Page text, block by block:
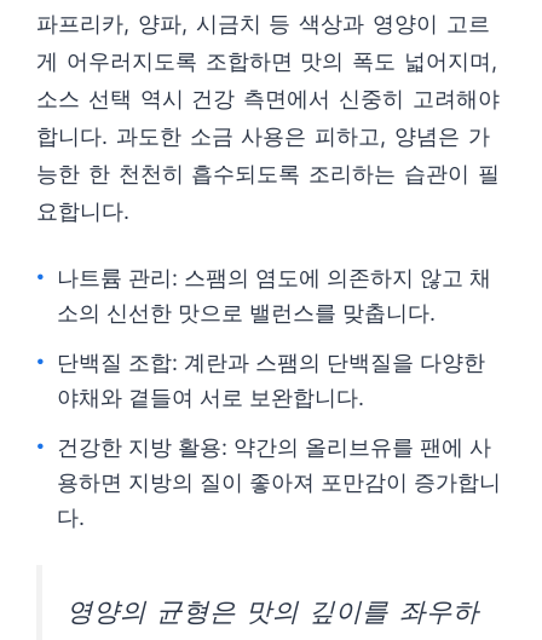
파프리카, 양파, 시금치 등 색상과 영양이 고르
게 어우러지도록 조합하면 맛의 폭도 넓어지며,
소스 선택 역시 건강 측면에서 신중히 고려해야
합니다. 과도한 소금 사용은 피하고, 양념은 가
능한 한 천천히 흡수되도록 조리하는 습관이 필
요합니다.
나트륨 관리: 스팸의 염도에 의존하지 않고 채
소의 신선한 맛으로 밸런스를 맞춥니다.
단백질 조합: 계란과 스팸의 단백질을 다양한
야채와 곁들여 서로 보완합니다.
건강한 지방 활용: 약간의 올리브유를 팬에 사
용하면 지방의 질이 좋아져 포만감이 증가합니
다.
영양의 균형은 맛의 깊이를 좌우하